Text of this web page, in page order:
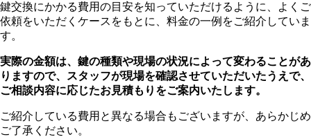
鍵交換にかかる費用の目安を知っていただけるように、よくご
依頼をいただくケースをもとに、料金の一例をご紹介していま
す。
実際の金額は、鍵の種類や現場の状況によって変わることがあ
りますので、スタッフが現場を確認させていただいたうえで、
ご相談内容に応じたお見積もりをご案内いたします。
ご紹介している費用と異なる場合もございますが、あらかじめ
ご了承ください。